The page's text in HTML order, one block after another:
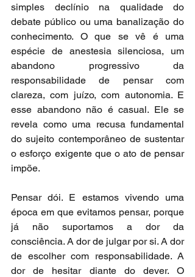
simples declínio na qualidade do
debate público ou uma banalização do
conhecimento. O que se vê é uma
espécie de anestesia silenciosa, um
abandono progressivo da
responsabilidade de pensar com
clareza, com juízo, com autonomia. E
esse abandono não é casual. Ele se
revela como uma recusa fundamental
do sujeito contemporâneo de sustentar
o esforço exigente que o ato de pensar
impõe.
Pensar dói. E estamos vivendo uma
época em que evitamos pensar, porque
já não suportamos a dor da
consciência. A dor de julgar por si. A dor
de escolher com responsabilidade. A
dor de hesitar diante do dever. O